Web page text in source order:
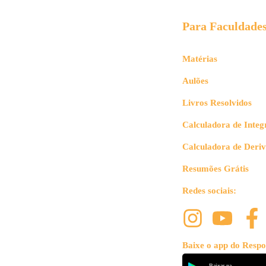
Para
Matérias
Aulões
Livros Resolvidos
Calculadora de
Calculadora de
Resumões Grátis
Redes sociais:
Baixe o app do